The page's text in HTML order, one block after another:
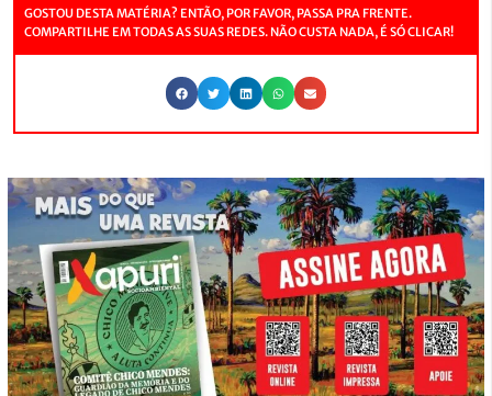
GOSTOU DESTA MATÉRIA? ENTÃO, POR FAVOR, PASSA PRA FRENTE.
COMPARTILHE EM TODAS AS SUAS REDES. NÃO CUSTA NADA, É SÓ CLICAR!